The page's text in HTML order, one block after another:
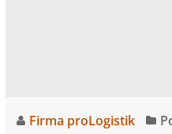
Firma proLogistik